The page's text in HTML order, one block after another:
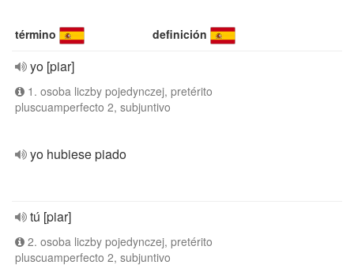
término definición
yo [piar]
1. osoba liczby pojedynczej, pretérito
pluscuamperfecto 2, subjuntivo
yo hubiese piado
tú [piar]
2. osoba liczby pojedynczej, pretérito
pluscuamperfecto 2, subjuntivo